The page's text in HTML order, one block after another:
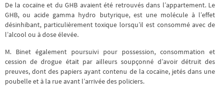
De la cocaïne et du GHB avaient été retrouvés dans l’appartement. Le
GHB, ou acide gamma hydro butyrique, est une molécule à l’effet
désinhibant, particulièrement toxique lorsqu’il est consommé avec de
l’alcool ou à dose élevée.
M. Binet également poursuivi pour possession, consommation et
cession de drogue était par ailleurs soupçonné d’avoir détruit des
preuves, dont des papiers ayant contenu de la cocaïne, jetés dans une
poubelle et à la rue avant l’arrivée des policiers.